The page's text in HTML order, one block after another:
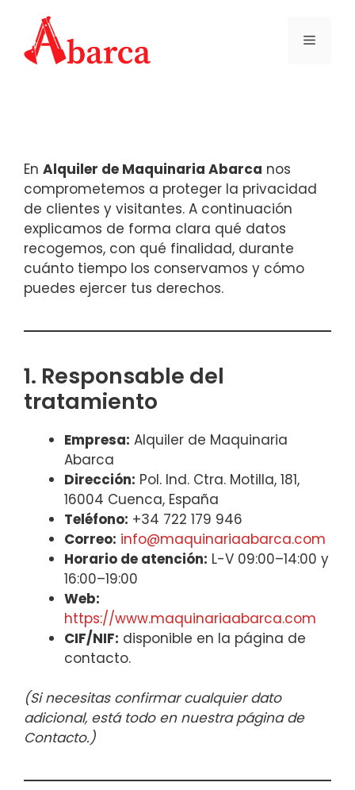
contenido
MENÚ
En Alquiler de Maquinaria Abarca nos
comprometemos a proteger la privacidad
de clientes y visitantes. A continuación
explicamos de forma clara qué datos
recogemos, con qué finalidad, durante
cuánto tiempo los conservamos y cómo
puedes ejercer tus derechos.
1. Responsable del
tratamiento
Empresa: Alquiler de Maquinaria
Abarca
Dirección: Pol. Ind. Ctra. Motilla, 181,
16004 Cuenca, España
Teléfono: +34 722 179 946
Correo: info@maquinariaabarca.com
Horario de atención: L-V 09:00–14:00 y
16:00–19:00
Web:
https://www.maquinariaabarca.com
CIF/NIF: disponible en la página de
contacto.
(Si necesitas confirmar cualquier dato
adicional, está todo en nuestra página de
Contacto.)